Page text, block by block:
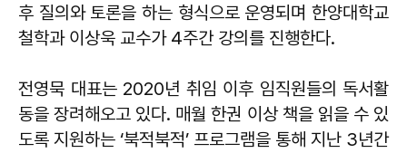
후 질의와 토론을 하는 형식으로 운영되며 한양대학교
철학과 이상욱 교수가 4주간 강의를 진행한다.
전영묵 대표는 2020년 취임 이후 임직원들의 독서활
동을 장려해오고 있다. 매월 한권 이상 책을 읽을 수 있
도록 지원하는 ‘북적북적’ 프로그램을 통해 지난 3년간